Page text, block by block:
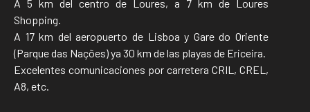
A 5 km del centro de Loures, a 7 km de Loures
Shopping.
A 17 km del aeropuerto de Lisboa y Gare do Oriente
(Parque das Nações) ya 30 km de las playas de Ericeira.
Excelentes comunicaciones por carretera CRIL, CREL,
A8, etc.